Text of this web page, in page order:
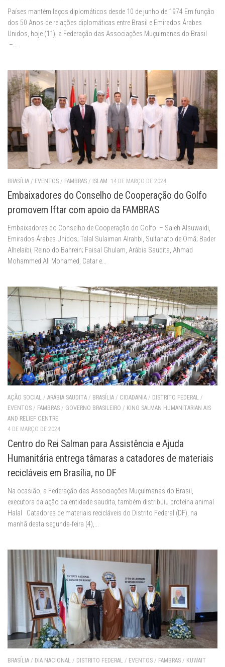
Países mantém laços diplomáticos desde 10 de junho de 1974 Em função
dos 50 Anos de relações diplomáticas entre Brasil e Emirados Árabes
Unidos, hoje (11), a Federação das Associações Muçulmanas do Brasil
–...
BRASÍLIA / EVENTOS / FAMBRAS / ISLAM 14 DE MARÇO DE 2024
Embaixadores do Conselho de Cooperação do Golfo
promovem Iftar com apoio da FAMBRAS
Embaixadores do Conselho de Cooperação do Golfo – Saleh Alsuwaidi,
Emirados Árabes Unidos; Talal Sulaiman Alrahbi, Sultanato de Omã; Bader
Alhelaibi, Reino do Bahrein; Faisal Ghulam, Arábia Saudita, Ahmad
Mohammed Ali Mohamed, Catar e...
AÇÃO SOCIAL / ARÁBIA SAUDITA / BRASÍLIA / CIDADANIA / DISTRITO FEDERAL /
EVENTOS / FAMBRAS / GOVERNO BRASILEIRO / KING SALMAN HUMANITARIAN AIS
AND RELIEF CENTRE
4 DE MARÇO DE 2024
Centro do Rei Salman para Assistência e Ajuda
Humanitária entrega tâmaras a catadores de materiais
recicláveis em Brasília, no DF
Na ocasião, a Federação das Associações Muçulmanas do Brasil,
executora da ação da entidade saudita, também distribuiu proteína animal
Halal Catadores de materiais recicláveis do Distrito Federal (DF), na
manhã desta segunda-feira (4),...
BRASÍLIA / DIA NACIONAL / DISTRITO FEDERAL / EVENTOS / FAMBRAS / KUWAIT